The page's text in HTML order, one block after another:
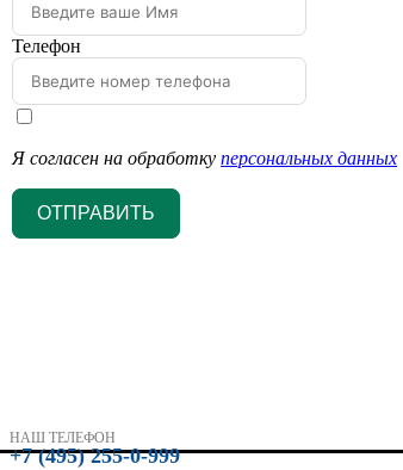
Телефон
Я согласен на обработку персональных данных
ОТПРАВИТЬ
НАШ ТЕЛЕФОН
+7 (495) 255-0-999